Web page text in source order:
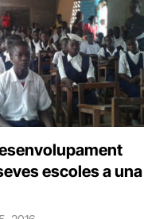
escoles a una